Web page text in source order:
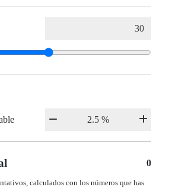
0
calculados con los números que has